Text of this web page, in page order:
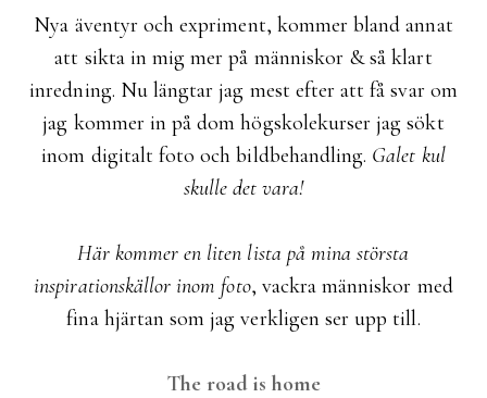
Nya äventyr och expriment, kommer bland annat
att sikta in mig mer på människor & så klart
inredning. Nu längtar jag mest efter att få svar om
jag kommer in på dom högskolekurser jag sökt
inom digitalt foto och bildbehandling. Galet kul
skulle det vara!
Här kommer en liten lista på mina största
inspirationskällor inom foto, vackra människor med
fina hjärtan som jag verkligen ser upp till.
The road is home